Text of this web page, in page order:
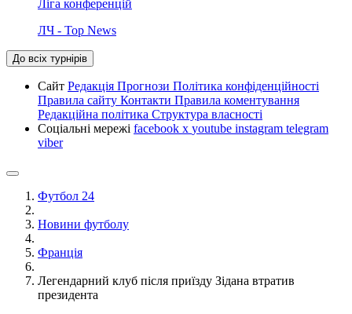
Ліга конференцій
ЛЧ - Top News
До всіх турнірів
Сайт Редакція Прогнози Політика конфіденційності
Правила сайту Контакти Правила коментування
Редакційна політика Структура власності
Соціальні мережі facebook x youtube instagram telegram
viber
Футбол 24
Новини футболу
Франція
Легендарний клуб після приїзду Зідана втратив
президента